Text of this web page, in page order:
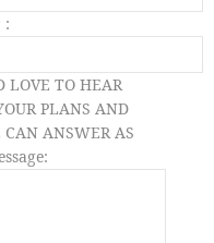
:
LOVE TO HEAR
PLANS AND
CAN ANSWER AS